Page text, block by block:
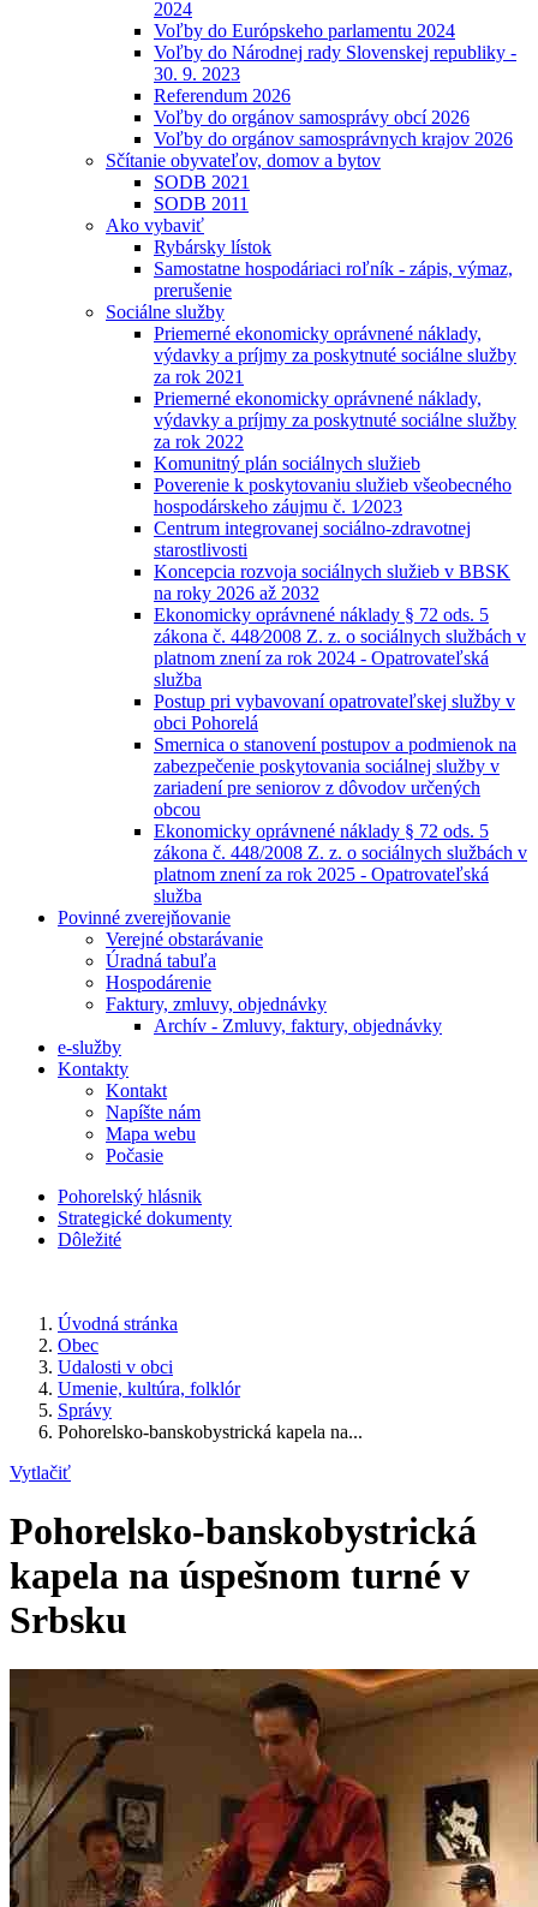
2024
Voľby do Európskeho parlamentu 2024
Voľby do Národnej rady Slovenskej republiky -
30. 9. 2023
Referendum 2026
Voľby do orgánov samosprávy obcí 2026
Voľby do orgánov samosprávnych krajov 2026
Sčítanie obyvateľov, domov a bytov
SODB 2021
SODB 2011
Ako vybaviť
Rybársky lístok
Samostatne hospodáriaci roľník - zápis, výmaz,
prerušenie
Sociálne služby
Priemerné ekonomicky oprávnené náklady,
výdavky a príjmy za poskytnuté sociálne služby
za rok 2021
Priemerné ekonomicky oprávnené náklady,
výdavky a príjmy za poskytnuté sociálne služby
za rok 2022
Komunitný plán sociálnych služieb
Poverenie k poskytovaniu služieb všeobecného
hospodárskeho záujmu č. 1⁄2023
Centrum integrovanej sociálno-zdravotnej
starostlivosti
Koncepcia rozvoja sociálnych služieb v BBSK
na roky 2026 až 2032
Ekonomicky oprávnené náklady § 72 ods. 5
zákona č. 448⁄2008 Z. z. o sociálnych službách v
platnom znení za rok 2024 - Opatrovateľská
služba
Postup pri vybavovaní opatrovateľskej služby v
obci Pohorelá
Smernica o stanovení postupov a podmienok na
zabezpečenie poskytovania sociálnej služby v
zariadení pre seniorov z dôvodov určených
obcou
Ekonomicky oprávnené náklady § 72 ods. 5
zákona č. 448/2008 Z. z. o sociálnych službách v
platnom znení za rok 2025 - Opatrovateľská
služba
Povinné zverejňovanie
Verejné obstarávanie
Úradná tabuľa
Hospodárenie
Faktury, zmluvy, objednávky
Archív - Zmluvy, faktury, objednávky
e-služby
Kontakty
Kontakt
Napíšte nám
Mapa webu
Počasie
Pohorelský hlásnik
Strategické dokumenty
Dôležité
Úvodná stránka
Obec
Udalosti v obci
Umenie, kultúra, folklór
Správy
Pohorelsko-banskobystrická kapela na...
Vytlačiť
Pohorelsko-banskobystrická
kapela na úspešnom turné v
Srbsku